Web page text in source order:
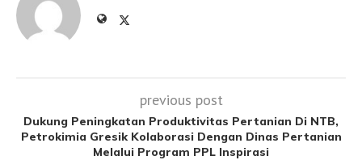
previous post
Dukung Peningkatan Produktivitas Pertanian Di NTB,
Petrokimia Gresik Kolaborasi Dengan Dinas Pertanian
Melalui Program PPL Inspirasi